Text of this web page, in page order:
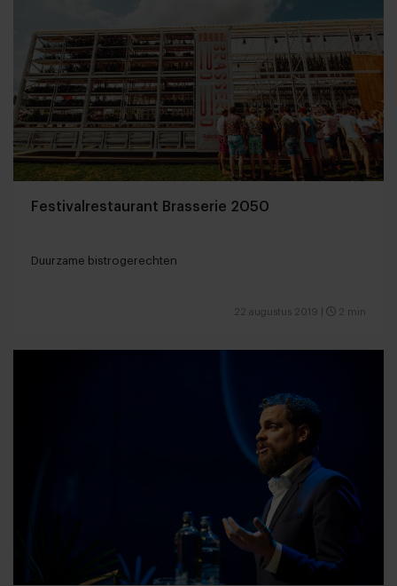
Festivalrestaurant Brasserie 2050
Duurzame bistrogerechten
22 augustus 2019 2 min